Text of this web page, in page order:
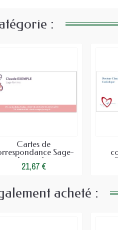
:
Cartes de
Sage-
femme 1...
21,67 €
acheté :